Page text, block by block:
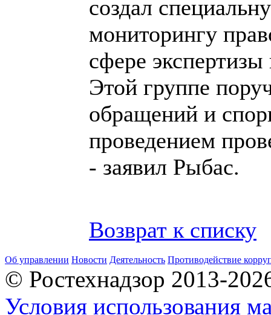
создал
мониторингу
сфере
Этой группе
обращений и
проведением
- заявил Рыбас.
Возврат к списку
Об управлении Новости Деятельность Противодействие
© Ростехнадзор 2013-
Условия использования